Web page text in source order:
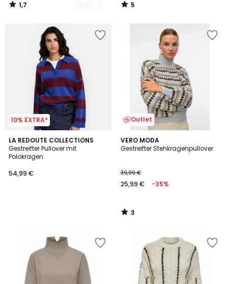
1,7
/
5
/
10% EXTRA*
LA REDOUTE COLLECTIONS
Gestreifter Pullover mit
Polokragen
54,99 €
Outlet
VERO MODA
Gestreifter Stehkragenpullover
39,99 €
25,99 € -35%
3
/
3
/